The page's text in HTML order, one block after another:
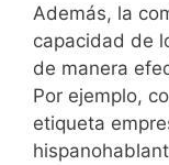
Además, la
capacidad de
de manera
Por ejemplo,
etiqueta